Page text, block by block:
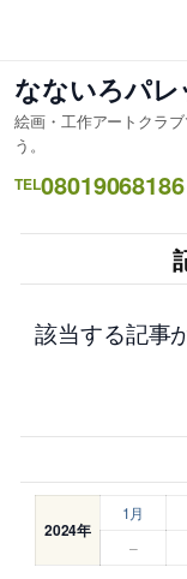
ス
キ
プ
なないろパ
絵画・工作アートクラ
う。
TEL08019068186
該当する記事
2024年
1月
–